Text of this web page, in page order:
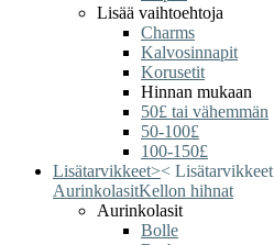
Lisää vaihtoehtoja
Charms
Kalvosinnapit
Korusetit
Hinnan mukaan
50£ tai vähemmän
50-100£
100-150£
Lisätarvikkeet>< Lisätarvikkeet
AurinkolasitKellon hihnat
Aurinkolasit
Bolle